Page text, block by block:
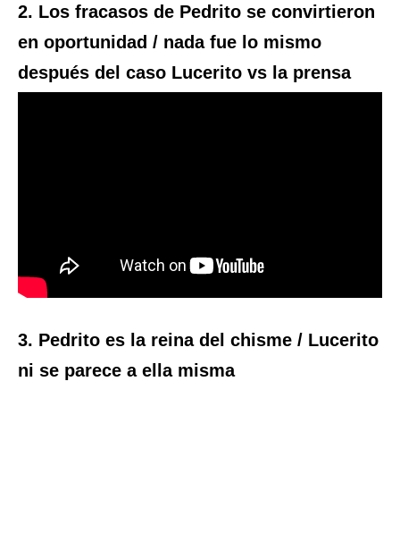
2. Los fracasos de Pedrito se convirtieron
en oportunidad / nada fue lo mismo
después del caso Lucerito vs la prensa
3. Pedrito es la reina del chisme / Lucerito
ni se parece a ella misma